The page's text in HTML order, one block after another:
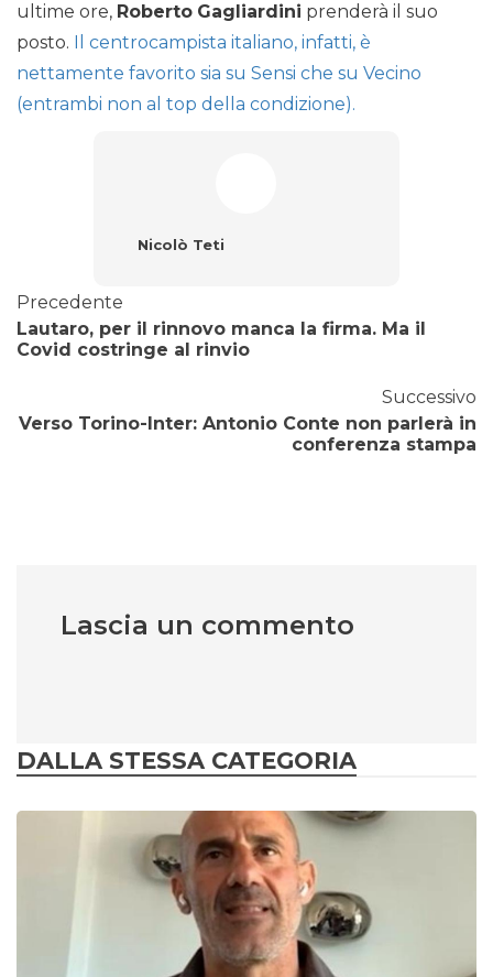
ultime ore, Roberto Gagliardini prenderà il suo
posto. Il centrocampista italiano, infatti, è
nettamente favorito sia su Sensi che su Vecino
(entrambi non al top della condizione).
Nicolò Teti
Precedente
Lautaro, per il rinnovo manca la firma. Ma il
Covid costringe al rinvio
Successivo
Verso Torino-Inter: Antonio Conte non parlerà in
conferenza stampa
Lascia un commento
DALLA STESSA CATEGORIA